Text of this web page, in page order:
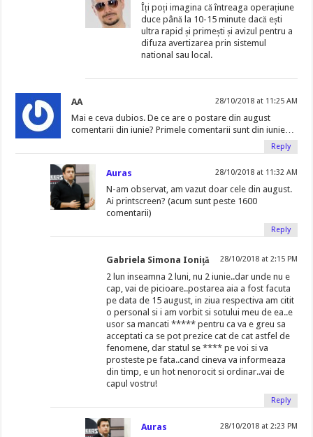
Îți poți imagina că întreaga operațiune
duce până la 10-15 minute dacă ești
ultra rapid și primești și avizul pentru a
difuza avertizarea prin sistemul
national sau local.
AA 28/10/2018 at 11:25 AM
Mai e ceva dubios. De ce are o postare din august
comentarii din iunie? Primele comentarii sunt din iunie…
Reply
Auras 28/10/2018 at 11:32 AM
N-am observat, am vazut doar cele din august.
Ai printscreen? (acum sunt peste 1600
comentarii)
Reply
Gabriela Simona Ioniță 28/10/2018 at 2:15 PM
2 lun inseamna 2 luni, nu 2 iunie..dar unde nu e
cap, vai de picioare..postarea aia a fost facuta
pe data de 15 august, in ziua respectiva am citit
o personal si i am vorbit si sotului meu de ea..e
usor sa mancati ***** pentru ca va e greu sa
acceptati ca se pot prezice cat de cat astfel de
fenomene, dar statul se **** pe voi si va
prosteste pe fata..cand cineva va informeaza
din timp, e un hot nenorocit si ordinar..vai de
capul vostru!
Reply
Auras 28/10/2018 at 2:23 PM